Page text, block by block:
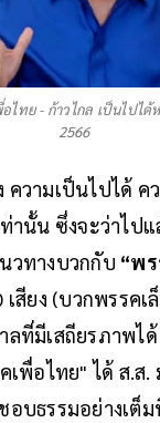
ไทย - ก้าวไกล เป็นไปได้
2566
ความเป็นไปได้ ค
านั้น ซึ่งจะว่าไป
วทางบวกกับ “พร
เสียง (บวกพรรค
ลที่มีเสถียรภาพไ
เพื่อไทย" ได้ ส.ส.
อบธรรมอย่างเต็